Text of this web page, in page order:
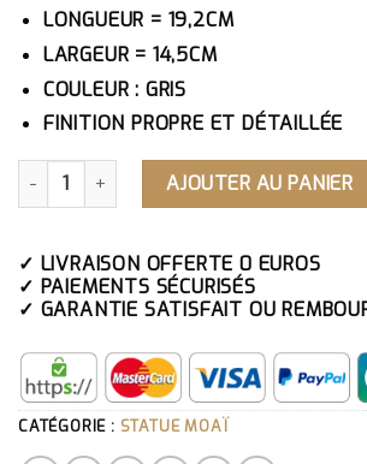
LONGUEUR = 19,2CM
LARGEUR = 14,5CM
COULEUR : GRIS
FINITION PROPRE ET DÉTAILLÉE
QUANTITÉ DE STATUE MOAÏ MOUCHOIR
AJOUTER AU PANIER
✓ LIVRAISON OFFERTE 0 EUROS
✓ PAIEMENTS SÉCURISÉS
✓ GARANTIE SATISFAIT OU
CATÉGORIE : STATUE MOAÏ